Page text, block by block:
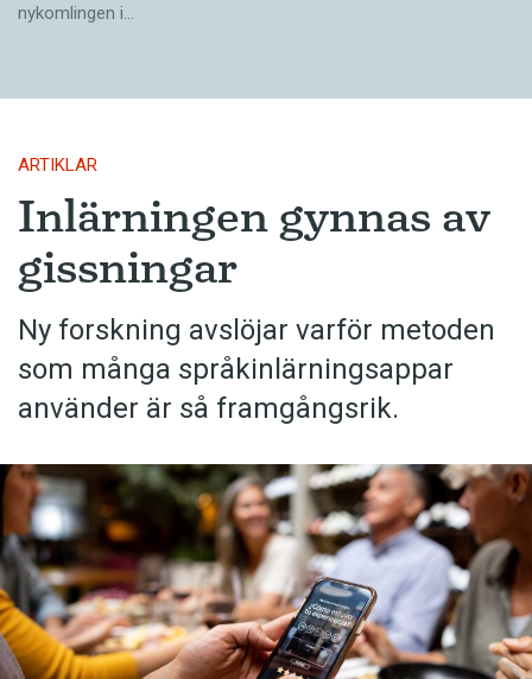
nykomlingen i…
ARTIKLAR
Inlärningen gynnas av
gissningar
Ny forskning avslöjar varför metoden
som många språkinlärningsappar
använder är så framgångsrik.